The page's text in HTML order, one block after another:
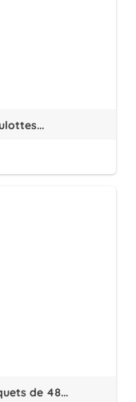
de 48...